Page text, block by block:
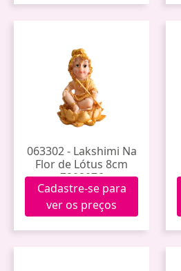
063302 - Lakshimi Na
Flor de Lótus 8cm
7208076
Cadastre-se para
ver os preços